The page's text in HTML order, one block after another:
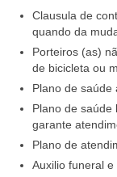
Clausula de
quando da
Porteiros (as)
de bicicleta ou
Plano de saúde
Plano de saúde
garante
Plano de
Auxilio funeral